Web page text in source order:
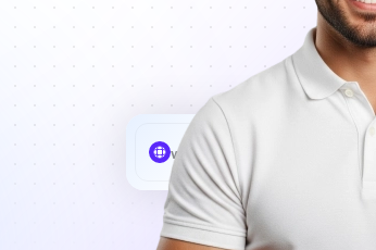
www MyCafe